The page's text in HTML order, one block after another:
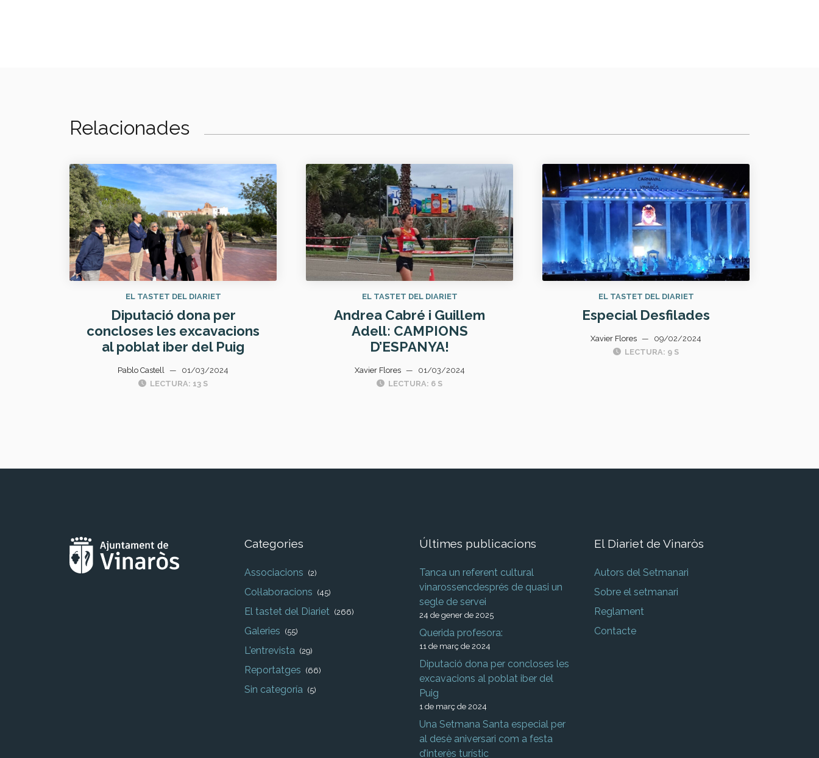
Relacionades
EL TASTET DEL DIARIET
Diputació dona per
concloses les excavacions
al poblat iber del Puig
Pablo Castell —
01/03/2024
LECTURA: 13 S
EL TASTET DEL DIARIET
Andrea Cabré i Guillem
Adell: CAMPIONS
D’ESPANYA!
Xavier Flores —
01/03/2024
LECTURA: 6 S
EL TASTET DEL DIARIET
Especial Desfilades
Xavier Flores —
09/02/2024
LECTURA: 9 S
Categories
Associacions (2)
Col·laboracions (45)
El tastet del Diariet (266)
Galeries (55)
L'entrevista (29)
Reportatges (66)
Sin categoría (5)
Últimes publicacions
Tanca un referent cultural
vinarossencdesprés de quasi un
segle de servei
24 de gener de 2025
Querida profesora:
11 de març de 2024
Diputació dona per concloses les
excavacions al poblat iber del
Puig
1 de març de 2024
Una Setmana Santa especial per
al desè aniversari com a festa
d’interès turístic
El Diariet de Vinaròs
Autors del Setmanari
Sobre el setmanari
Reglament
Contacte